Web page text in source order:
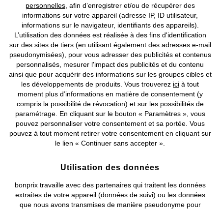
CGV Données personnelles Paramètres des cookies
Mentions légales Résilier le contrat
©2026 bonprix.Tous droits réservés.
Deutsch Français
personnelles, afin d’enregistrer et/ou de récupérer des
informations sur votre appareil (adresse IP, ID utilisateur,
informations sur le navigateur, identifiants des appareils).
L’utilisation des données est réalisée à des fins d'identification
sur des sites de tiers (en utilisant également des adresses e-mail
pseudonymisées), pour vous adresser des publicités et contenus
personnalisés, mesurer l'impact des publicités et du contenu
ainsi que pour acquérir des informations sur les groupes cibles et
les développements de produits. Vous trouverez ici à tout
moment plus d’informations en matière de consentement (y
compris la possibilité de révocation) et sur les possibilités de
paramétrage. En cliquant sur le bouton « Paramètres », vous
pouvez personnaliser votre consentement et sa portée. Vous
pouvez à tout moment retirer votre consentement en cliquant sur
le lien « Continuer sans accepter ».
Utilisation des données
bonprix travaille avec des partenaires qui traitent les données
extraites de votre appareil (données de suivi) ou les données
que nous avons transmises de manière pseudonyme pour